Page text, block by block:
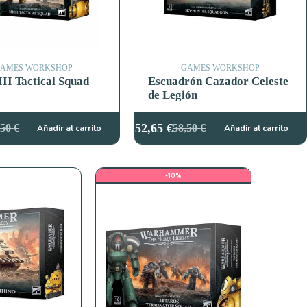
WORKSHOP
Tactical Squad
€ Añadir al carrito
GAMES WORKSHOP
Escuadrón Cazador Celeste
de Legión
58,50€
El
precio
era:
52,65€El
precio
es:
Añadir al carrito
-10%